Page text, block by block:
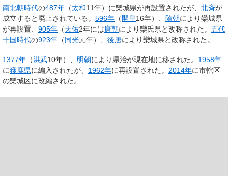
南北朝時代の487年 （太和11年）に欒城県が再設置されたが、 北斉が
成立すると廃止されている。 596年 （開皇16年）、 隋朝により欒城県
が再設置、 905年 （天佑2年には唐朝により欒氏県と改称された。 五代
十国時代の923年 （同光元年）、 後唐により欒城県と改称された。
1377年 （洪武10年）、 明朝により県治が現在地に移された。 1958年
に獲鹿県に編入されたが、 1962年に再設置された。 2014年に市轄区
の欒城区に改編された。